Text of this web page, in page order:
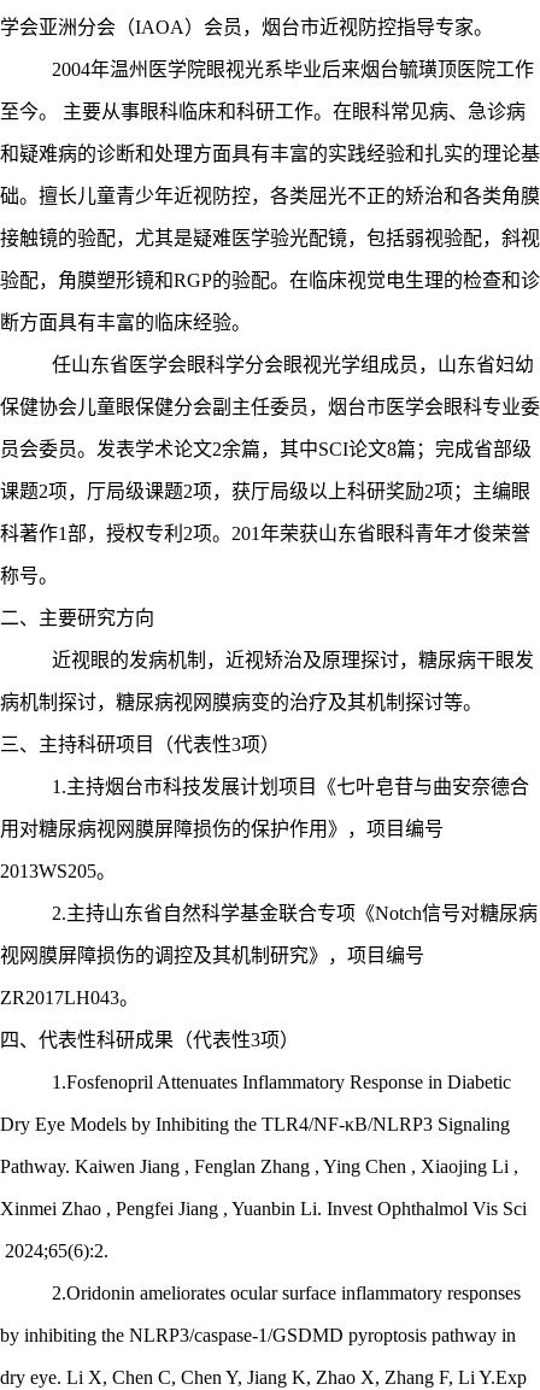
学会亚洲分会（IAOA）会员，烟台市近视防控指导专家。
2004年温州医学院眼视光系毕业后来烟台毓璜顶医院工作
至今。 主要从事眼科临床和科研工作。在眼科常见病、急诊病
和疑难病的诊断和处理方面具有丰富的实践经验和扎实的理论基
础。擅长儿童青少年近视防控，各类屈光不正的矫治和各类角膜
接触镜的验配，尤其是疑难医学验光配镜，包括弱视验配，斜视
验配，角膜塑形镜和RGP的验配。在临床视觉电生理的检查和诊
断方面具有丰富的临床经验。
任山东省医学会眼科学分会眼视光学组成员，山东省妇幼
保健协会儿童眼保健分会副主任委员，烟台市医学会眼科专业委
员会委员。发表学术论文2余篇，其中SCI论文8篇；完成省部级
课题2项，厅局级课题2项，获厅局级以上科研奖励2项；主编眼
科著作1部，授权专利2项。201年荣获山东省眼科青年才俊荣誉
称号。
二、主要研究方向
近视眼的发病机制，近视矫治及原理探讨，糖尿病干眼发
病机制探讨，糖尿病视网膜病变的治疗及其机制探讨等。
三、主持科研项目（代表性3项）
1.主持烟台市科技发展计划项目《七叶皂苷与曲安奈德合
用对糖尿病视网膜屏障损伤的保护作用》，项目编号
2013WS205。
2.主持山东省自然科学基金联合专项《Notch信号对糖尿病
视网膜屏障损伤的调控及其机制研究》，项目编号
ZR2017LH043。
四、 代表性科研成果（代表性3项）
1.Fosfenopril Attenuates Inflammatory Response in Diabetic
Dry Eye Models by Inhibiting the TLR4/NF-κB/NLRP3 Signaling
Pathway. Kaiwen Jiang , Fenglan Zhang , Ying Chen , Xiaojing Li ,
Xinmei Zhao , Pengfei Jiang , Yuanbin Li. Invest Ophthalmol Vis Sci
2024;65(6):2.
2.Oridonin ameliorates ocular surface inflammatory responses
by inhibiting the NLRP3/caspase-1/GSDMD pyroptosis pathway in
dry eye. Li X, Chen C, Chen Y, Jiang K, Zhao X, Zhang F, Li Y.Exp